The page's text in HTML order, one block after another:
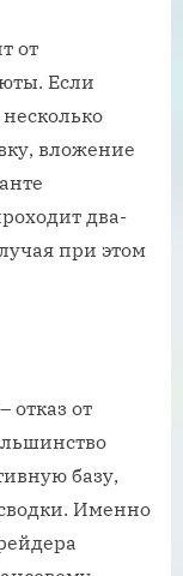
от
Если
вложение
два-
при этом
отказ от
базу,
Именно